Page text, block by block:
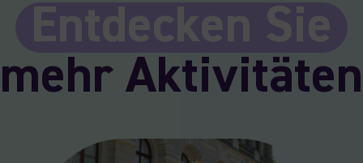
Entdecken Sie
mehr Aktivitäten